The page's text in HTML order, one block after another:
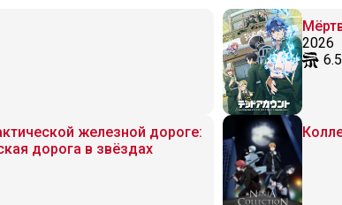
2026
железной дороге:
дорога в звёздах